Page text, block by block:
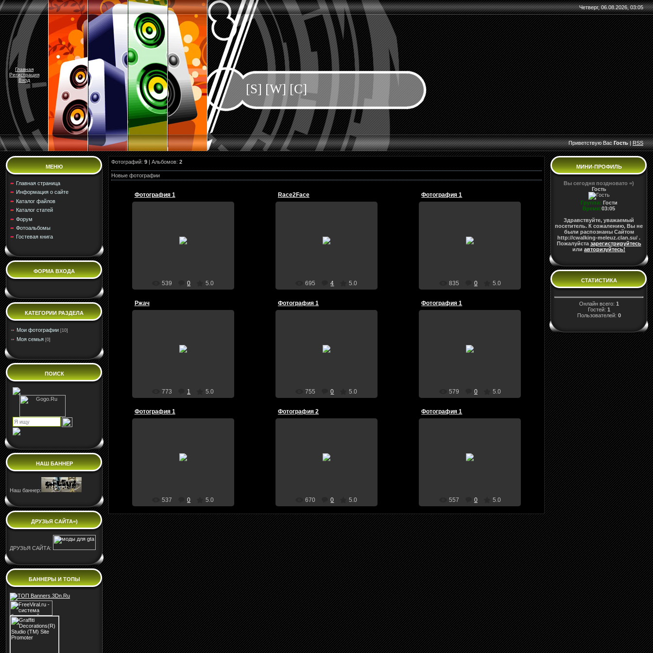
Четверг, 06.08.2026, 03:05
Главная
Регистрация
Вход
[S] [W] [C]
Приветствую Вас Гость|RSS
МЕНЮ
Главная страница
Информация о сайте
Каталог файлов
Каталог статей
Форум
Фотоальбомы
Гостевая книга
ФОРМА ВХОДА
КАТЕГОРИИ РАЗДЕЛА
Мои фотографии [10]
Моя семья [0]
ПОИСК
НАШ БАННЕР
Наш баннер:
ДРУЗЬЯ САЙТА=)
ДРУЗЬЯ САЙТА:
БАННЕРЫ И ТОПЫ
Фотографий: 9 | Альбомов: 2
Новые фотографии
Фотография 1
про
539 0 5.0
Race2Face
сиволкерша из чехии
695 4 5.0
Фотография 1
ее
835 0 5.0
Ржач
смеялись...внимание первые си
773 1 5.0
Фотография 1
cwalkers
755 0 5.0
Фотография 1
c-walk
579 0 5.0
Фотография 1
bla bla
537 0 5.0
Фотография 2
piece
670 0 5.0
Фотография 1
Наша команда!!ееее
557 0 5.0
МИНИ-ПРОФИЛЬ
Вы сегодня поздновато =)
Гость
Группа: Гости
Время:03:05
Здравствуйте, уважаемый
посетитель. К сожалению, Вы не
были распознаны Сайтом
http://cwalking-meleuz.clan.su/ .
Пожалуйста зарегистрируйтесь
или авторизуйтесь!
СТАТИСТИКА
Онлайн всего: 1
Гостей: 1
Пользователей: 0